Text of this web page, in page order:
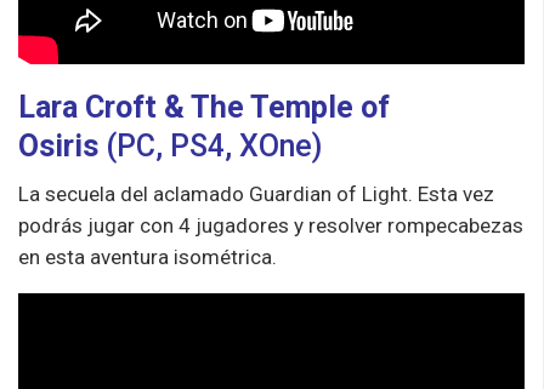
Lara Croft & The Temp le of
Osiris (PC, PS4, XOne)
La secuela del aclamado Guardian of Light. Esta vez
podrás jugar con 4 jugadores y resolver rompecabezas
en esta aventura isométrica.